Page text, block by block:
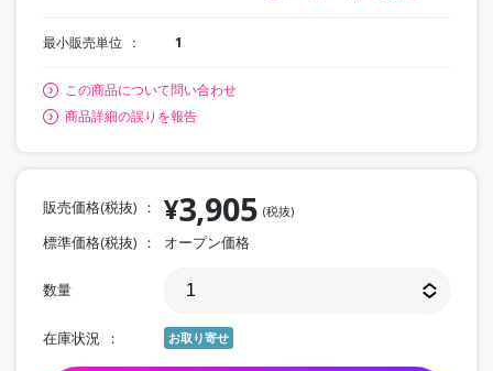
最小販売単位 1
この商品について問い合わせ
商品詳細の誤りを報告
販売価格(税抜) ¥3,905 (税抜)
標準価格(税抜) オープン価格
数量
在庫状況 お取り寄せ